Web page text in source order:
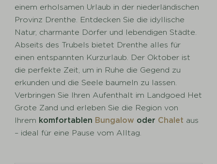
einem erholsamen Urlaub in der niederländischen
Provinz Drenthe. Entdecken Sie die idyllische
Natur, charmante Dörfer und lebendigen Städte.
Abseits des Trubels bietet Drenthe alles für
einen entspannten Kurzurlaub. Der Oktober ist
die perfekte Zeit, um in Ruhe die Gegend zu
erkunden und die Seele baumeln zu lassen.
Verbringen Sie Ihren Aufenthalt im Landgoed Het
Grote Zand und erleben Sie die Region von
Ihrem komfortablen Bungalow oder Chalet aus
– ideal für eine Pause vom Alltag.